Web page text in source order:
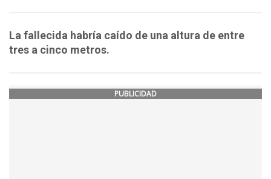
La fallecida habría caído de una altura de entre
tres a cinco metros.
PUBLICIDAD